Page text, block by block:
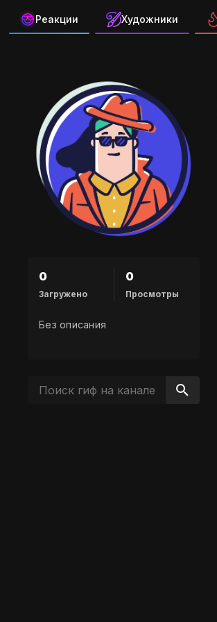
Реакции Художники
0
Загружено
0
Просмотры
Без описания